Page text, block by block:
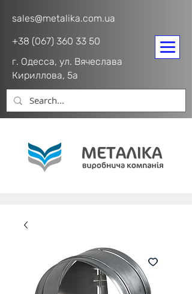
sales@metalika.com.ua
+38 (067) 360 33 50
г. Одесса, ул. Вячеслава
Кириллова, 5а